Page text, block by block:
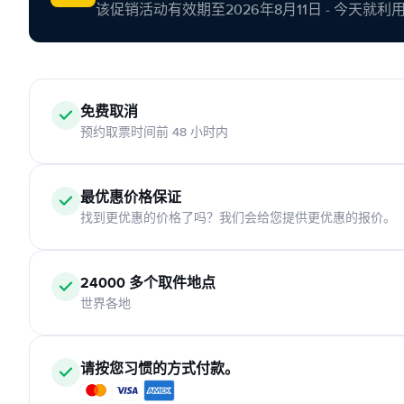
该促销活动有效期至2026年8月11日 - 今天就利用
免费取消
预约取票时间前 48 小时内
最优惠价格保证
找到更优惠的价格了吗？我们会给您提供更优惠的报价。
24000 多个取件地点
世界各地
请按您习惯的方式付款。